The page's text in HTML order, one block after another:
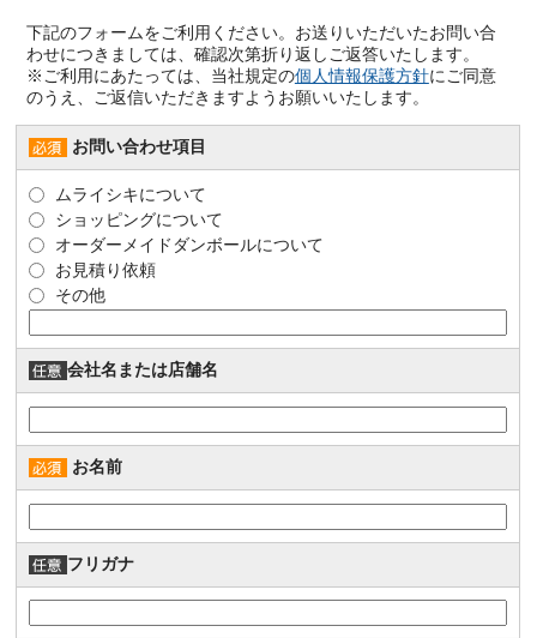
下記のフォームをご利用ください。お送りいただいたお問い合
わせにつきましては、確認次第折り返しご返答いたします。
※ご利用にあたっては、当社規定の個人情報保護方針にご同意
のうえ、ご返信いただきますようお願いいたします。
お問い合わせ項目
ムライシキについて
ショッピングについて
オーダーメイドダンボールについて
お見積り依頼
その他
会社名または店舗名
お名前
フリガナ